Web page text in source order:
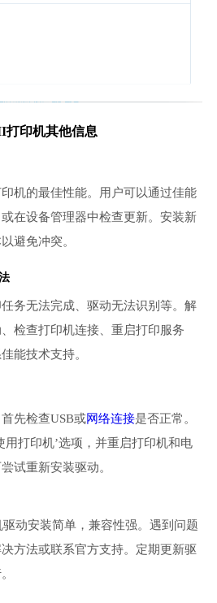
打印机其他信息
机的最佳性能。用户可以通过佳能
在设备管理器中检查更新。安装新
避免冲突。
务无法完成、驱动无法识别等。解
检查打印机连接、重启打印服务
能技术支持。
先检查USB或网络连接是否正常。
用打印机’选项，并重启打印机和电
试重新安装驱动。
动安装简单，兼容性强。遇到问题
方法或联系官方支持。定期更新驱